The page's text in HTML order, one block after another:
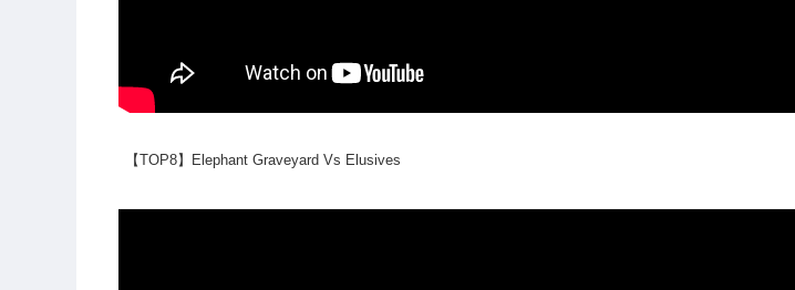
【TOP8】Elephant Graveyard Vs Elusives